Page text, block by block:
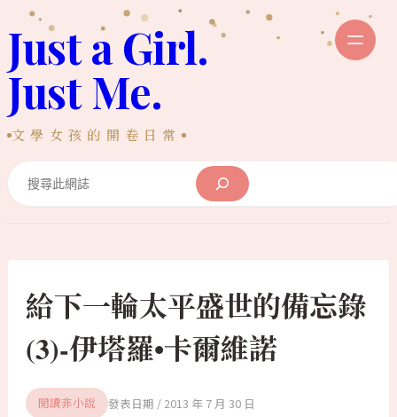
至
主
內
容
Just a Girl.
Just Me.
文學女孩的開卷日常
給下一輪太平盛世的備忘錄
(3)-伊塔羅•卡爾維諾
閱讀非小說 2013 年 7 月 30 日